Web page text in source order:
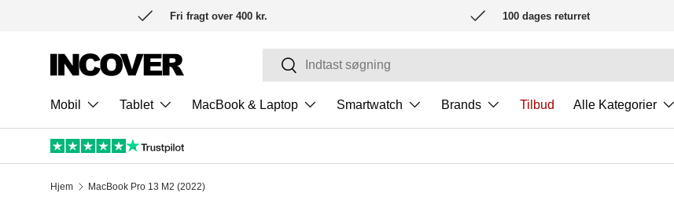
Fri fragt over 400 kr. 100 dages returret
SøgSøg
Mobil Tablet MacBook & Laptop Smartwatch Brands Tilbud Alle Kategorier
Hjem MacBook Pro 13 M2 (2022)